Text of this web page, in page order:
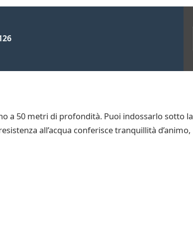
a 50 metri di profondità. Puoi indossarlo sotto la
all’acqua conferisce tranquillità d’animo,